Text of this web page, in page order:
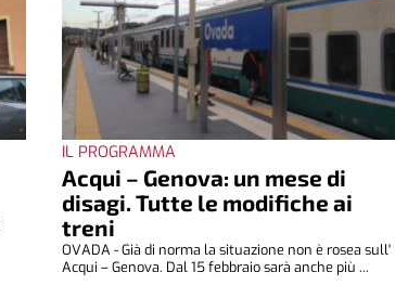
IL PROGRAMMA
Acqui – Genova: un mese di
disagi. Tutte le modifiche ai
treni
OVADA - Già di norma la situazione non è rosea sull'
Acqui – Genova. Dal 15 febbraio sarà anche più ...